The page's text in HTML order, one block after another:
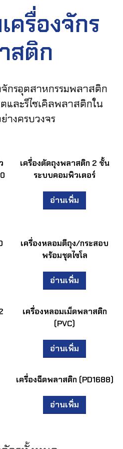
ครื่องจักร
สติก
จักรอุตสาหกรรมพลาสติก
และรีไซเคิลพลาสติกใน
ย่างครบวงจร
เครื่องตัดถุงพลาสติก 2 ชั้น
ระบบคอมพิวเตอร์
อ่านเพิ่ม
เครื่องหลอมตีถุง/กระสอบ
พร้อมชุดไซโล
อ่านเพิ่ม
เครื่องหลอมเม็ดพลาสติก
(PVC)
อ่านเพิ่ม
เครื่องฉีดพลาสติก (PD1688)
อ่านเพิ่ม